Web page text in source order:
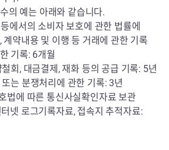
의 예는 아래와 같습니다.
에서의 소비자 보호에 관한 법률에
계약내용 및 이행 등 거래에 관한 기록
기록: 6개월
회, 대금결제, 재화 등의 공급 기록: 5년
는 분쟁처리에 관한 기록: 3년
법에 따른 통신사실확인자료 보관
넷 로그기록자료, 접속지 추적자료: